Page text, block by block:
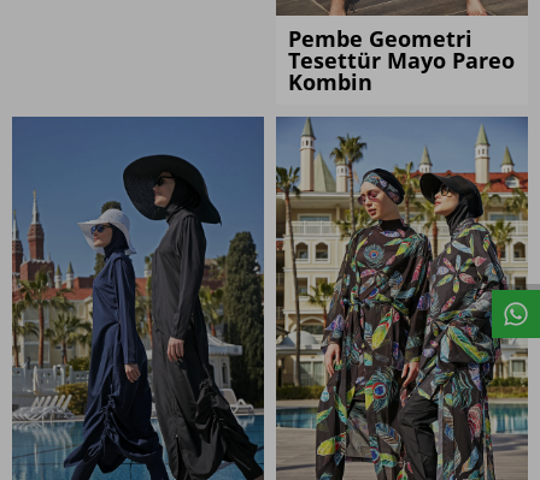
Kombini İncele
Pembe Geometri
Tesettür Mayo Pareo
Kombin